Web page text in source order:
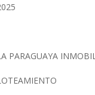
PARAGUAYA